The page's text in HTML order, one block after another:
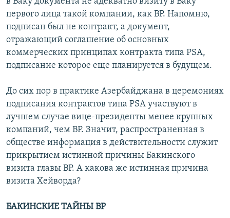
первого лица такой компании, как ВР. Напомню,
подписан был не контракт, а документ,
отражающий соглашение об основных
коммерческих принципах контракта типа PSA,
подписание которое еще планируется в будущем.
До сих пор в практике Азербайджана в церемониях
подписания контрактов типа PSA участвуют в
лучшем случае вице-президенты менее крупных
компаний, чем ВР. Значит, распространенная в
обществе информация в действительности служит
прикрытием истинной причины Бакинского
визита главы ВР. А какова же истинная причина
визита Хейворда?
БАКИНСКИЕ ТАЙНЫ ВР